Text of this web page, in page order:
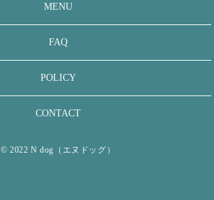
MENU
FAQ
POLICY
CONTACT
© 2022 N dog（エヌドッグ）